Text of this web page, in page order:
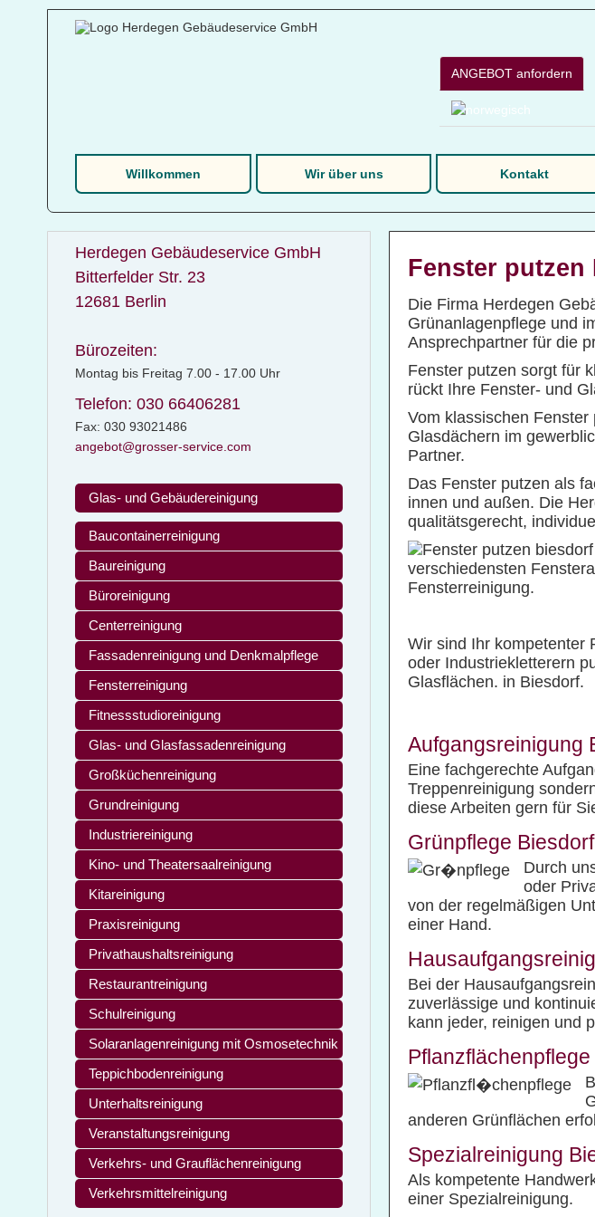
ANGEBOT anfordern
Willkommen Wir über uns Kontakt
Herdegen Gebäudeservice GmbH
Bitterfelder Str. 23
12681 Berlin
Bürozeiten:
Montag bis Freitag 7.00 - 17.00 Uhr
Telefon: 030 66406281
Fax: 030 93021486
angebot@grosser-service.com
Glas- und Gebäudereinigung
Baucontainerreinigung
Baureinigung
Büroreinigung
Centerreinigung
Fassadenreinigung und Denkmalpflege
Fensterreinigung
Fitnessstudioreinigung
Glas- und Glasfassadenreinigung
Großküchenreinigung
Grundreinigung
Industriereinigung
Kino- und Theatersaalreinigung
Kitareinigung
Praxisreinigung
Privathaushaltsreinigung
Restaurantreinigung
Schulreinigung
Solaranlagenreinigung mit Osmosetechnik
Teppichbodenreinigung
Unterhaltsreinigung
Veranstaltungsreinigung
Verkehrs- und Grauflächenreinigung
Verkehrsmittelreinigung
Fenster putzen
Die Firma Herdegen
Grünanlagenpflege und
Ansprechpartner für die
Fenster putzen sorgt für
rückt Ihre Fenster- und
Vom klassischen
Glasdächern im
Partner.
Das Fenster putzen als
innen und außen. Die
qualitätsgerecht,
verschiedensten
Fensterreinigung.
Wir sind Ihr kompetenter
oder Industriekletterern
Glasflächen. in Biesdorf.
Aufgangsreinigung
Eine fachgerechte
Treppenreinigung
diese Arbeiten gern für
Grünpflege Biesdorf
Durch
oder
von der regelmäßigen
einer Hand.
Bei der
zuverlässige und
kann jeder, reinigen und
anderen Grünflächen
Spezialreinigung
Als kompetente
einer Spezialreinigung.